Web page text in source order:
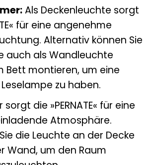
Als Deckenleuchte sorgt
für eine angenehme
Alternativ können Sie
auch als Wandleuchte
Bett montieren, um eine
zu haben.
sorgt die »PERNATE« für eine
Atmosphäre.
die Leuchte an der Decke
Wand, um den Raum